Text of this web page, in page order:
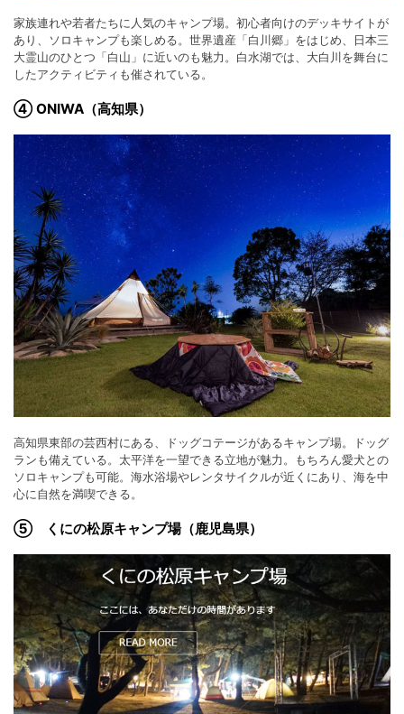
家族連れや若者たちに人気のキャンプ場。初心者向けのデッキサイトが
あり、ソロキャンプも楽しめる。世界遺産「白川郷」をはじめ、日本三
大霊山のひとつ「白山」に近いのも魅力。白水湖では、大白川を舞台に
したアクティビティも催されている。
④ ONIWA（高知県）
高知県東部の芸西村にある、ドッグコテージがあるキャンプ場。ドッグ
ランも備えている。太平洋を一望できる立地が魅力。もちろん愛犬との
ソロキャンプも可能。海水浴場やレンタサイクルが近くにあり、海を中
心に自然を満喫できる。
⑤ くにの松原キャンプ場（鹿児島県）